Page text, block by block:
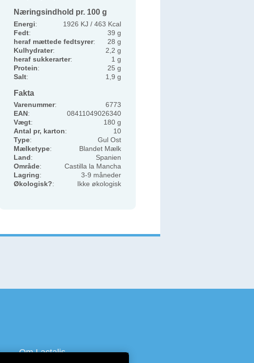
Næringsindhold pr. 100 g
Energi:
1926 KJ / 463 Kcal
Fedt:
39 g
heraf mættede fedtsyrer:
28 g
Kulhydrater:
2,2 g
heraf sukkerarter:
1 g
Protein:
25 g
Salt: 1,9 g
Fakta
Varenummer:
6773
EAN:
08411049026340
Vægt:
180 g
Antal pr, karton:
10
Type:
Gul Ost
Mælketype:
Blandet Mælk
Land:
Spanien
Område:
Castilla la Mancha
Lagring:
3-9 måneder
Økologisk?: Ikke økologisk
Om Lactalis